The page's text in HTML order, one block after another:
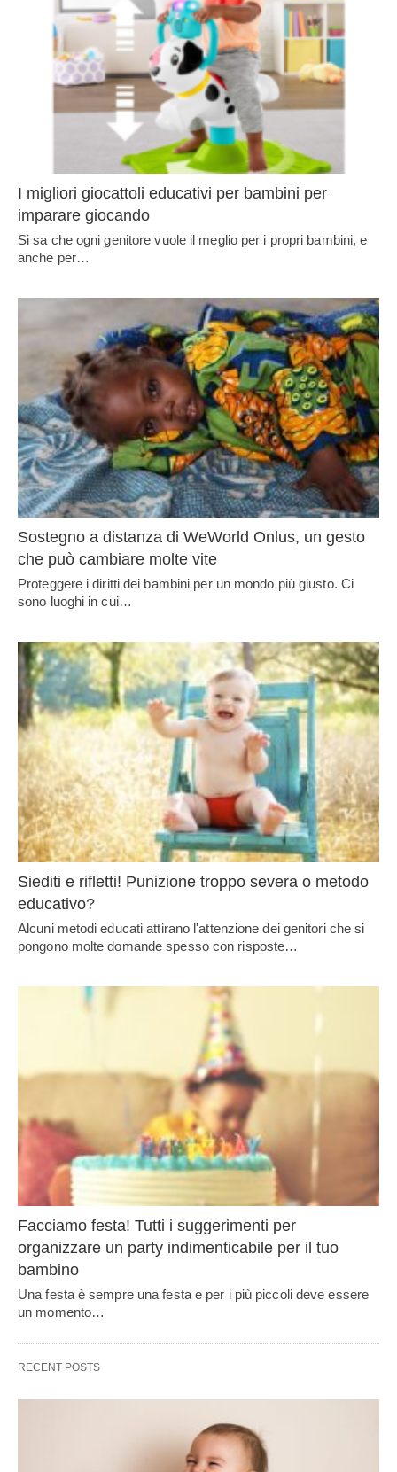
I migliori giocattoli educativi per bambini per
imparare giocando
Si sa che ogni genitore vuole il meglio per i propri bambini, e
anche per…
Sostegno a distanza di WeWorld Onlus, un gesto
che può cambiare molte vite
Proteggere i diritti dei bambini per un mondo più giusto. Ci
sono luoghi in cui…
Siediti e rifletti! Punizione troppo severa o metodo
educativo?
Alcuni metodi educati attirano l'attenzione dei genitori che si
pongono molte domande spesso con risposte…
Facciamo festa! Tutti i suggerimenti per
organizzare un party indimenticabile per il tuo
bambino
Una festa è sempre una festa e per i più piccoli deve essere
un momento…
RECENT POSTS